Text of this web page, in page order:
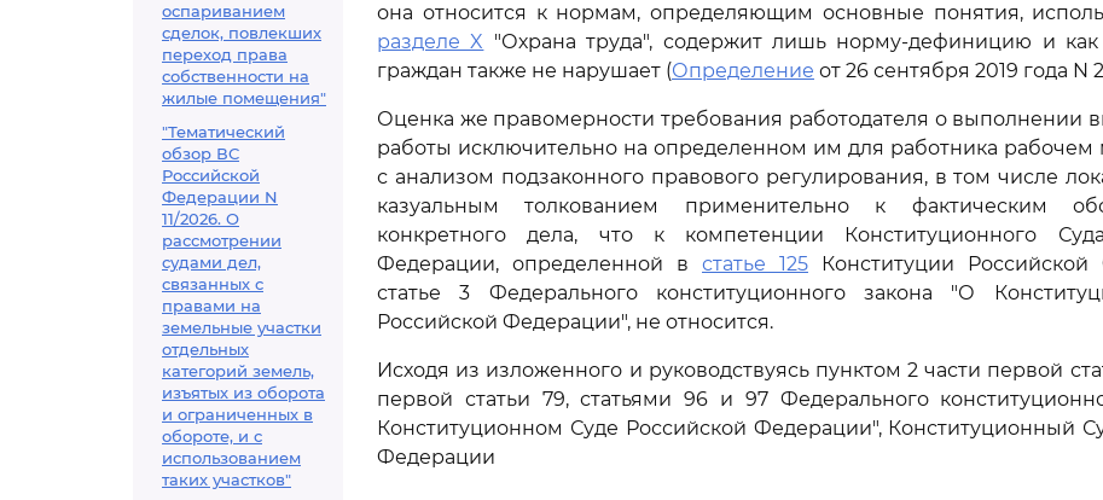
оспариванием
сделок, повлекших
переход права
собственности на
жилые помещения"
"Тематический
обзор ВС
Российской
Федерации N
11/2026. О
рассмотрении
судами дел,
связанных с
правами на
земельные участки
отдельных
категорий земель,
изъятых из оборота
и ограниченных в
обороте, и с
использованием
таких участков"
она относится к нормам, определяющим основные понятия,
разделе X "Охрана труда", содержит лишь норму-дефиницию и как
граждан также не нарушает (Определение от 26 сентября 2019 года N
Оценка же правомерности требования работодателя о выполнении
работы исключительно на определенном им для работника рабочем
с анализом подзаконного правового регулирования, в том числе
казуальным толкованием применительно к фактическим
конкретного дела, что к компетенции Конституционного
Федерации, определенной в статье 125 Конституции
статье 3 Федерального конституционного закона "О
Российской Федерации", не относится.
Исходя из изложенного и руководствуясь пунктом 2 части первой
первой статьи 79, статьями 96 и 97 Федерального
Конституционном Суде Российской Федерации", Конституционный
Федерации